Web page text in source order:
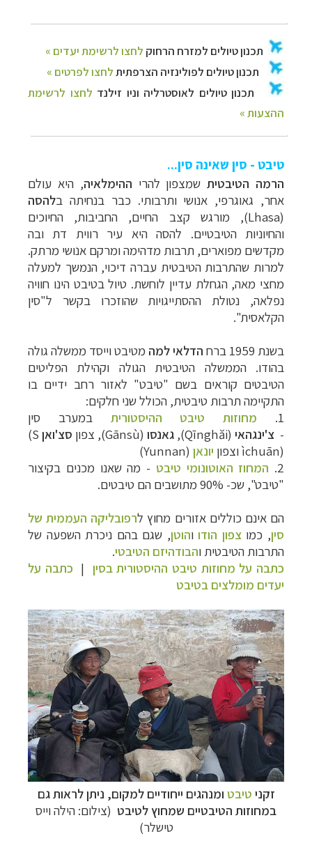
טיבט - סין שאינה סין...
הרמה הטיבטית שמצפון להרי ההימלאיה, היא עולם
אחר, גאוגרפי, אנושי ותרבותי. כבר בנחיתה בלהסה
(
Lhasa), מורגש קצב החיים, החביבות, החיוכים
והחיוניות הטיבטיים. להסה היא עיר רווית דת ובה
מקדשים מפוארים, תרבות מדהימה ומרקם אנושי מרתק.
למרות שהתרבות הטיבטית עברה דיכוי, הנמשך למעלה
מחצי מאה, הגחלת עדיין לוחשת. טיול בטיבט הינו חוויה
נפלאה, נטולת ההסתייגויות שהוזכרו בקשר ל"סין
הקלאסית".
בשנת 1959
ברח הדלאי למה מטיבט וייסד ממשלה גולה
בהודו.הממשלה הטיבטית הגולה וקהילת הפליטים
הטיבטים קוראים בשם "טיבט" לאזור רחב ידיים בו
התקיימה תרבות טיבטית, הכולל שני חלקים:
1.
מחוזות טיבט ההיסטורית במערב סין
- צ'ינגהאי (Qīnghăi)
, גאנסו (Gānsù)
, צפון סצ'ואן (S
ìchuān)וצפון יונאן (Yunnan)
2. המחוז האוטונומי טיבט - מה שאנו מכנים בקיצור
"טיבט", שכ- 90% מתושבים הם טיבטים.
הם אינם כוללים אזורים מחוץ לרפובליקה העממית של
סין, כמו צפון הודווהוטן, שגם בהם ניכרת השפעה של
התרבות הטיבטית והבודהיזם הטיבטי.
כתבה על מחוזות טיבט ההיסטורית בסין | כתבה על
יעדים מומלצים בטיבט
זקני טיבט ומנהגים ייחודיים למקום, ניתן לראות גם
במחוזות הטיבטיים שמחוץ לטיבט (צילום: הילה וייס
טישלר)